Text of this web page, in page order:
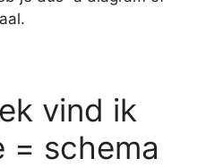
vind ik
= schema